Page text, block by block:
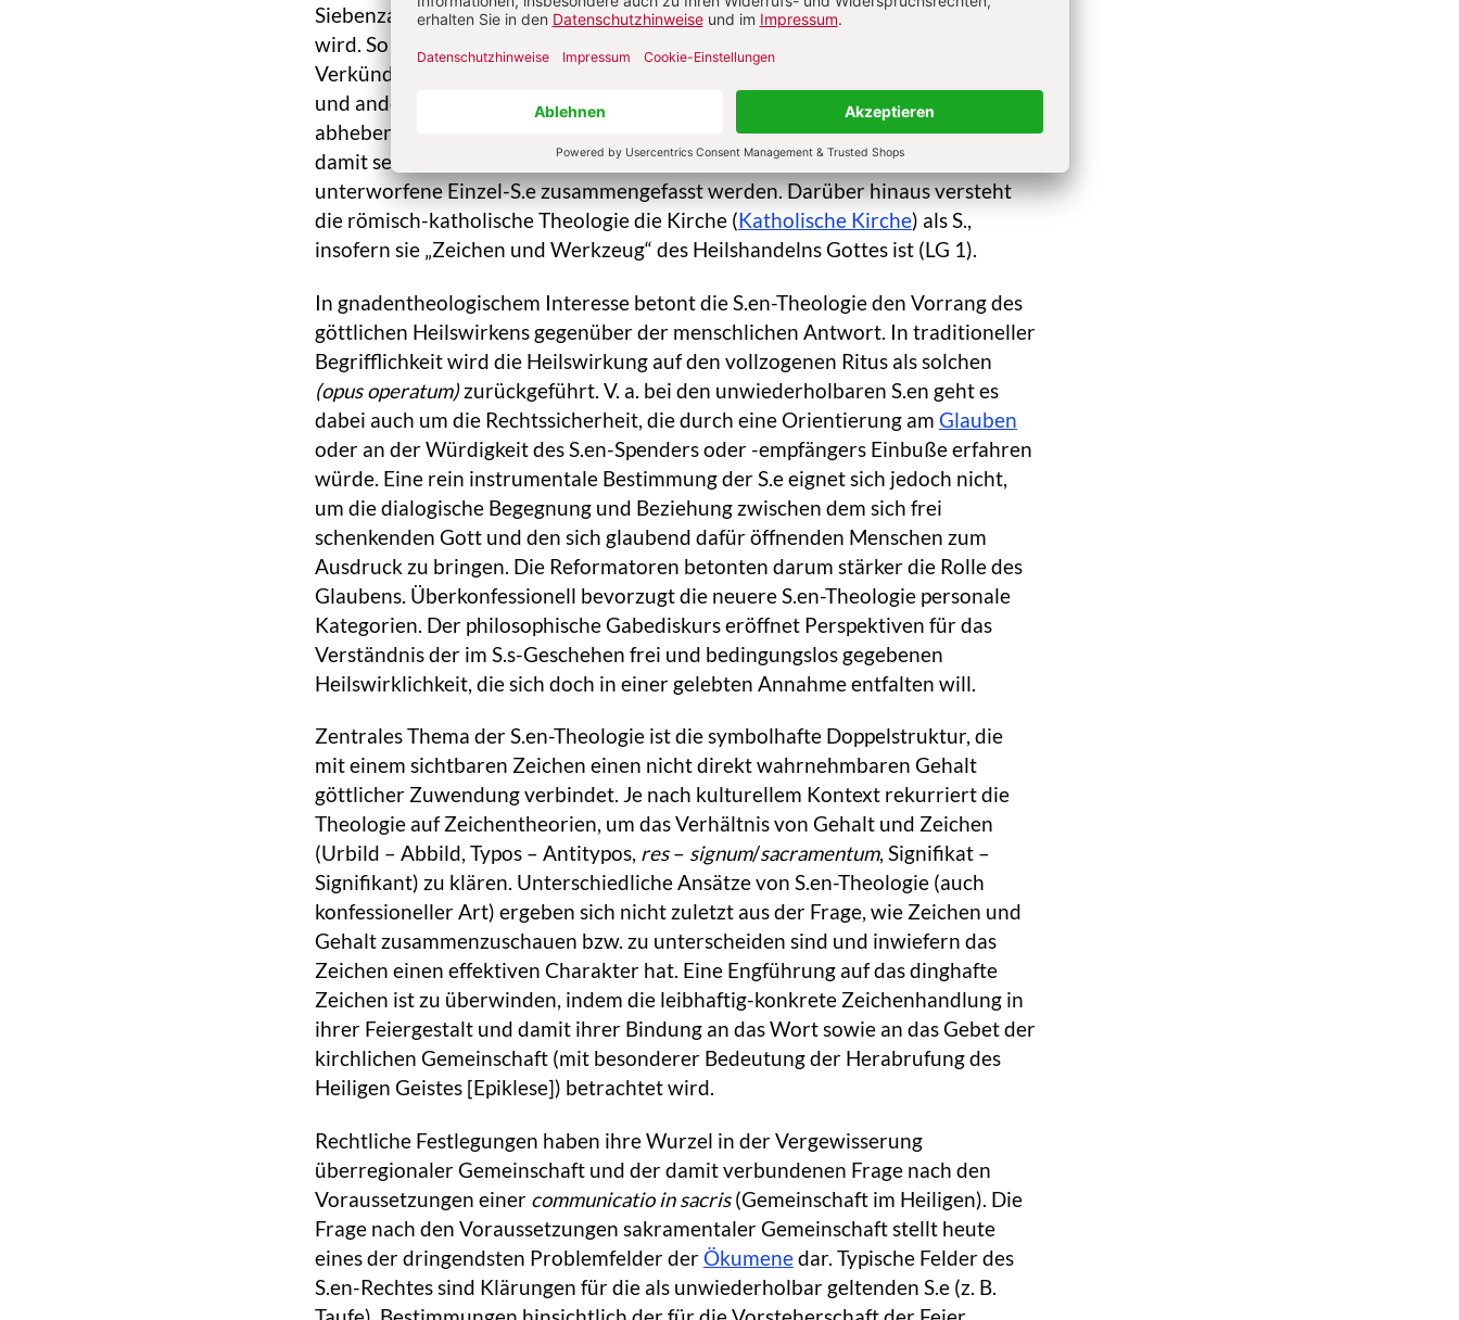
Siebenzahl der S.e in die größere Vielfalt religiöser Vollzüge zurückgebunden
wird. So sind Wort (das auf der Heiligen Schrift basierende
Verkündigungswort) und S. gleichermaßen Heilsvollzüge. Auch lassen sich S.
und andere Segenshandlungen (Sakramentalien) nicht scharf voneinander
abheben. Der allgemeine S.en-Begriff kann zudem nicht übersehen lassen, dass
damit sehr unterschiedliche, geschichtlich starken Veränderungen
unterworfene Einzel-S.e zusammengefasst werden. Darüber hinaus versteht
die römisch-katholische Theologie die Kirche (Katholische Kirche) als S.,
insofern sie „Zeichen und Werkzeug“ des Heilshandelns Gottes ist (LG 1).
In gnadentheologischem Interesse betont die S.en-Theologie den Vorrang des
göttlichen Heilswirkens gegenüber der menschlichen Antwort. In traditioneller
Begrifflichkeit wird die Heilswirkung auf den vollzogenen Ritus als solchen
(opus operatum)zurückgeführt. V. a. bei den unwiederholbaren S.en geht es
dabei auch um die Rechtssicherheit, die durch eine Orientierung am Glauben
oder an der Würdigkeit des S.en-Spenders oder -empfängers Einbuße erfahren
würde. Eine rein instrumentale Bestimmung der S.e eignet sich jedoch nicht,
um die dialogische Begegnung und Beziehung zwischen dem sich frei
schenkenden Gott und den sich glaubend dafür öffnenden Menschen zum
Ausdruck zu bringen. Die Reformatoren betonten darum stärker die Rolle des
Glaubens. Überkonfessionell bevorzugt die neuere S.en-Theologie personale
Kategorien. Der philosophische Gabediskurs eröffnet Perspektiven für das
Verständnis der im S.s-Geschehen frei und bedingungslos gegebenen
Heilswirklichkeit, die sich doch in einer gelebten Annahme entfalten will.
Zentrales Thema der S.en-Theologie ist die symbolhafte Doppelstruktur, die
mit einem sichtbaren Zeichen einen nicht direkt wahrnehmbaren Gehalt
göttlicher Zuwendung verbindet. Je nach kulturellem Kontext rekurriert die
Theologie auf Zeichentheorien, um das Verhältnis von Gehalt und Zeichen
(Urbild – Abbild, Typos – Antitypos, res– signum/sacramentum, Signifikat –
Signifikant) zu klären. Unterschiedliche Ansätze von S.en-Theologie (auch
konfessioneller Art) ergeben sich nicht zuletzt aus der Frage, wie Zeichen und
Gehalt zusammenzuschauen bzw. zu unterscheiden sind und inwiefern das
Zeichen einen effektiven Charakter hat. Eine Engführung auf das dinghafte
Zeichen ist zu überwinden, indem die leibhaftig-konkrete Zeichenhandlung in
ihrer Feiergestalt und damit ihrer Bindung an das Wort sowie an das Gebet der
kirchlichen Gemeinschaft (mit besonderer Bedeutung der Herabrufung des
Heiligen Geistes [Epiklese]) betrachtet wird.
Rechtliche Festlegungen haben ihre Wurzel in der Vergewisserung
überregionaler Gemeinschaft und der damit verbundenen Frage nach den
Voraussetzungen einer communicatio in sacris(Gemeinschaft im Heiligen). Die
Frage nach den Voraussetzungen sakramentaler Gemeinschaft stellt heute
eines der dringendsten Problemfelder der Ökumenedar. Typische Felder des
S.en-Rechtes sind Klärungen für die als unwiederholbar geltenden S.e (z. B.